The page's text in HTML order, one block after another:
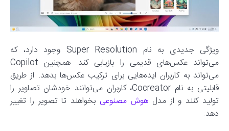
ویژگی جدیدی به نام Super Resolution وجود دارد، که
می‌تواند عکس‌های قدیمی را بازیابی کند. همچنین Copilot
می‌تواند به کاربران ایده‌هایی برای ترکیب عکس‌ها بدهد. از طریق
قابلیتی به نام Cocreator، کاربران می‌توانند خودشان تصاویر را
تولید کنند و از مدلهوش مصنوعی بخواهند تا تصویر را تغییر
دهد.